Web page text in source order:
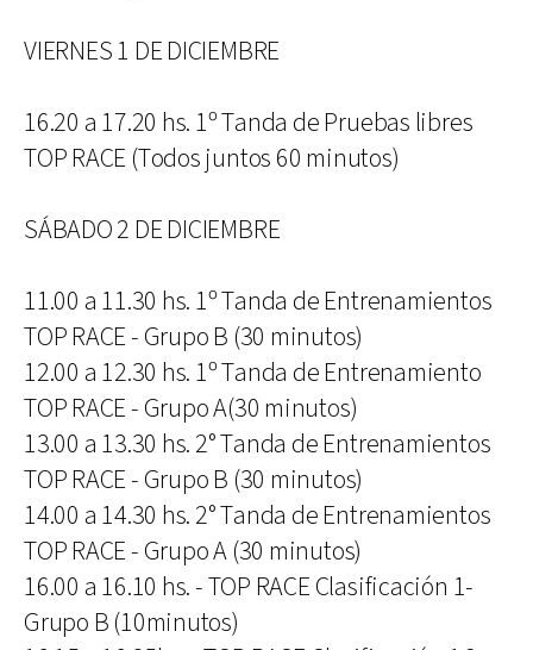
VIERNES 1 DE DICIEMBRE
16.20 a 17.20 hs. 1º Tanda de Pruebas libres
TOP RACE (Todos juntos 60 minutos)
SÁBADO 2 DE DICIEMBRE
11.00 a 11.30 hs. 1º Tanda de Entrenamientos
TOP RACE - Grupo B (30 minutos)
12.00 a 12.30 hs. 1º Tanda de Entrenamiento
TOP RACE - Grupo A(30 minutos)
13.00 a 13.30 hs. 2° Tanda de Entrenamientos
TOP RACE - Grupo B (30 minutos)
14.00 a 14.30 hs. 2° Tanda de Entrenamientos
TOP RACE - Grupo A (30 minutos)
16.00 a 16.10 hs. - TOP RACE Clasificación 1-
Grupo B (10minutos)